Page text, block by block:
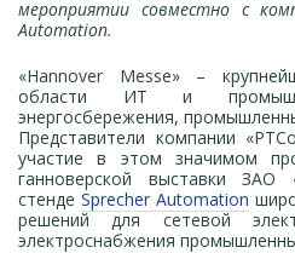
мероприятии совместно с
Automation.
«Hannover Messe» –
области ИТ и
энергосбережения,
Представители компании
участие в этом значимом
ганноверской выставки ЗАО
стенде Sprecher Automation
решений для сетевой
электроснабжения